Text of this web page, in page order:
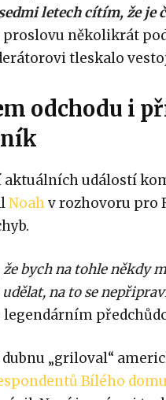
letech cítím, že je
proslovu několikrát
tleskalo
odchodu i
událostí
Noahv rozhovoru pro
že bych na tohle někdy
na to se
„griloval“
Bílého domu